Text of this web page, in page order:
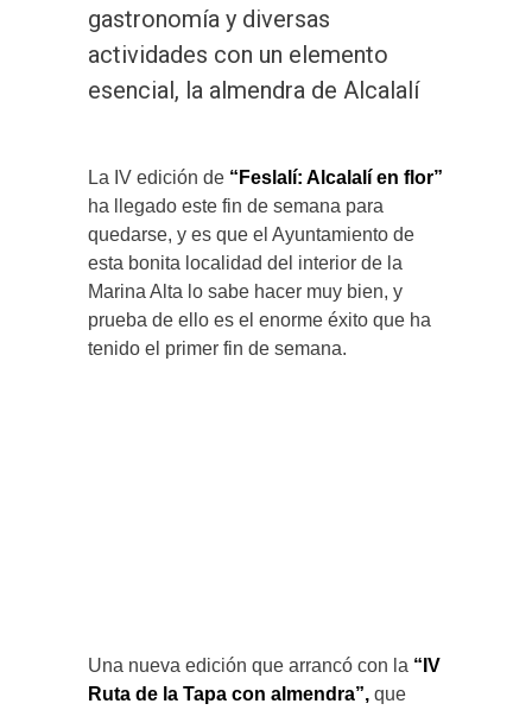
gastronomía y diversas
actividades con un elemento
esencial, la almendra de Alcalalí
La IV edición de “Feslalí: Alcalalí en flor”
ha llegado este fin de semana para
quedarse, y es que el Ayuntamiento de
esta bonita localidad del interior de la
Marina Alta lo sabe hacer muy bien, y
prueba de ello es el enorme éxito que ha
tenido el primer fin de semana.
Una nueva edición que arrancó con la “IV
Ruta de la Tapa con almendra”, que